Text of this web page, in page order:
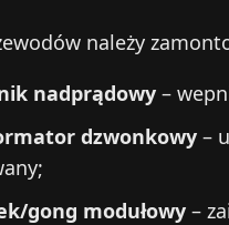
należy
nadprądowy –
dzwonkowy –
gong modułowy –